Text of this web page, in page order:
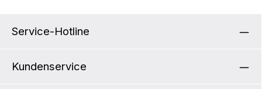
Service-Hotline
Kundenservice